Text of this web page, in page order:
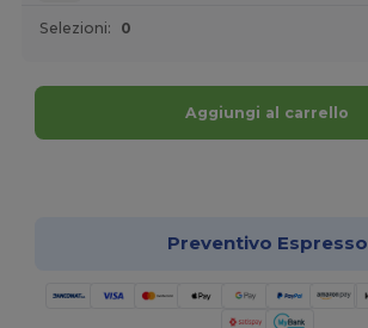
Selezioni: 0
Aggiungi al carrello
Preventivo Espresso